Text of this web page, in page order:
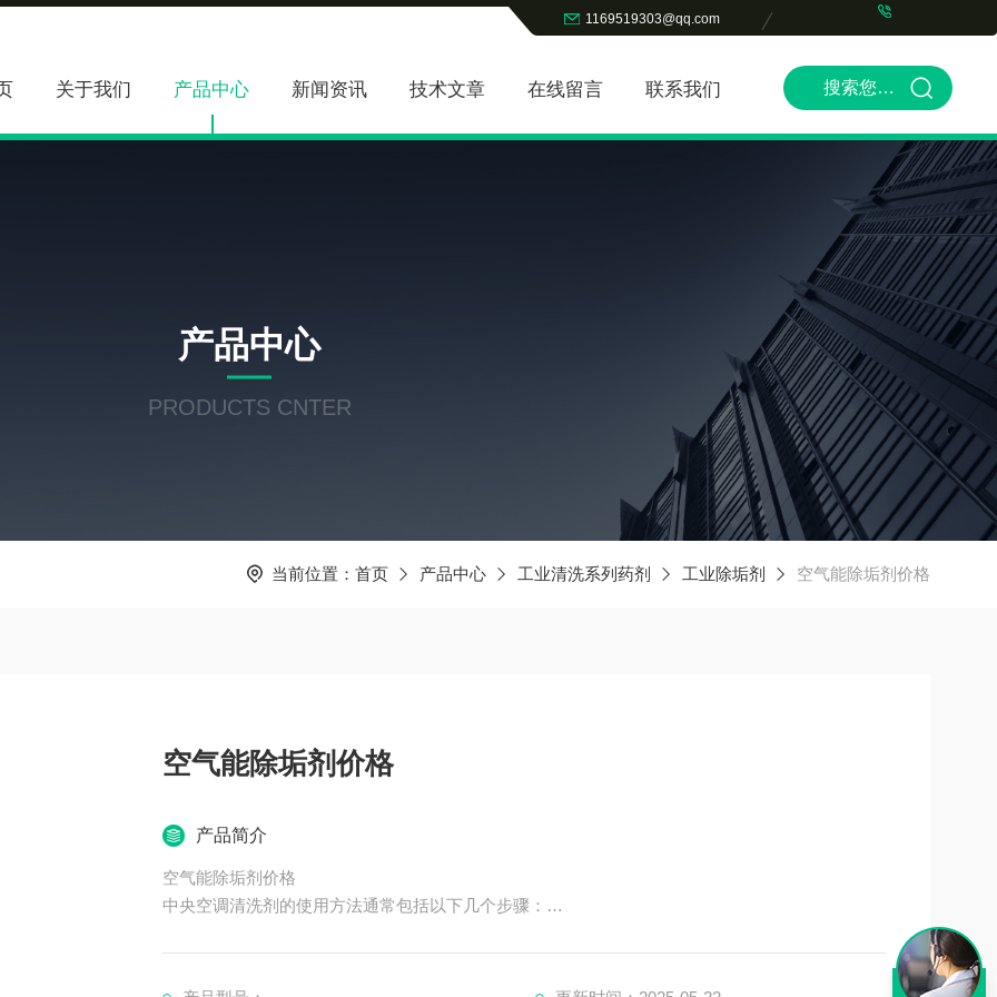
1169519303@qq.com
关于我们 产品中心 新闻资讯 技术文章 在线留言 联系我们
产品中心
PRODUCTS CNTER
当前位置： 首页 产品中心 工业清洗系列药剂 工业除垢剂 空气能除垢剂价格
空气能除垢剂价格
产品简介
空气能除垢剂价格
中央空调清洗剂的使用方法通常包括以下几个步骤：
效剥离生物粘泥。